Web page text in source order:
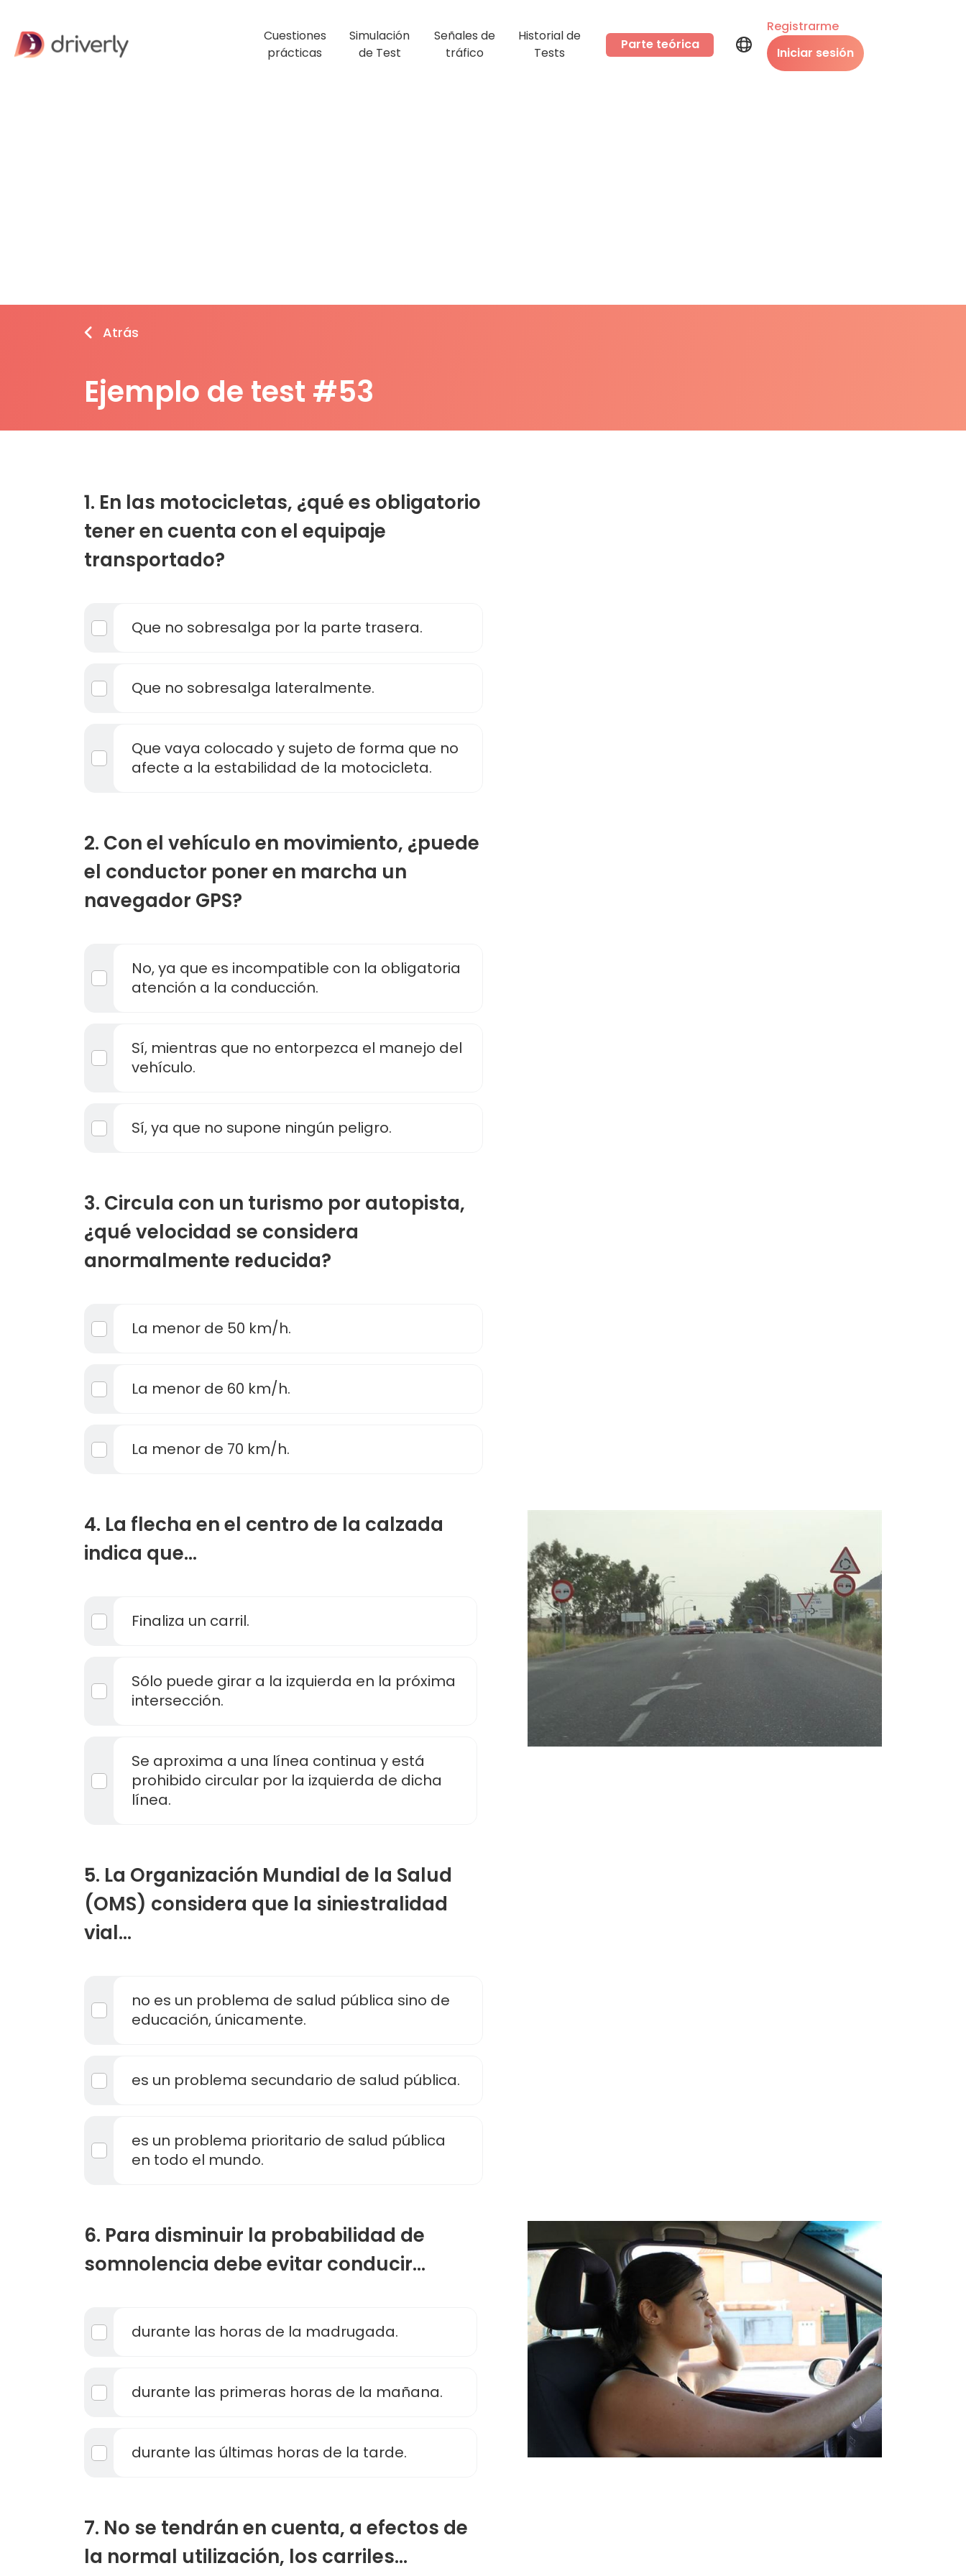
Cuestiones
prácticas
Simulación
de Test
Señales de
tráfico
Historial de
Tests
Parte teórica
Registrarme
Iniciar sesión
Atrás
Ejemplo de test #53
1. En las motocicletas, ¿qué es obligatorio
tener en cuenta con el equipaje
transportado?
Que no sobresalga por la parte trasera.
Que no sobresalga lateralmente.
Que vaya colocado y sujeto de forma que no
afecte a la estabilidad de la motocicleta.
2. Con el vehículo en movimiento, ¿puede
el conductor poner en marcha un
navegador GPS?
No, ya que es incompatible con la obligatoria
atención a la conducción.
Sí, mientras que no entorpezca el manejo del
vehículo.
Sí, ya que no supone ningún peligro.
3. Circula con un turismo por autopista,
¿qué velocidad se considera
anormalmente reducida?
La menor de 50 km/h.
La menor de 60 km/h.
La menor de 70 km/h.
4. La flecha en el centro de la calzada
indica que…
Finaliza un carril.
Sólo puede girar a la izquierda en la próxima
intersección.
Se aproxima a una línea continua y está
prohibido circular por la izquierda de dicha
línea.
5. La Organización Mundial de la Salud
(OMS) considera que la siniestralidad
vial...
no es un problema de salud pública sino de
educación, únicamente.
es un problema secundario de salud pública.
es un problema prioritario de salud pública
en todo el mundo.
6. Para disminuir la probabilidad de
somnolencia debe evitar conducir...
durante las horas de la madrugada.
durante las primeras horas de la mañana.
durante las últimas horas de la tarde.
7. No se tendrán en cuenta, a efectos de
la normal utilización, los carriles...